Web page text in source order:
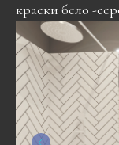
краски бело -